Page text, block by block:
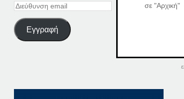
Διεύθυνση
Εγγραφή
σε "Αρχική"